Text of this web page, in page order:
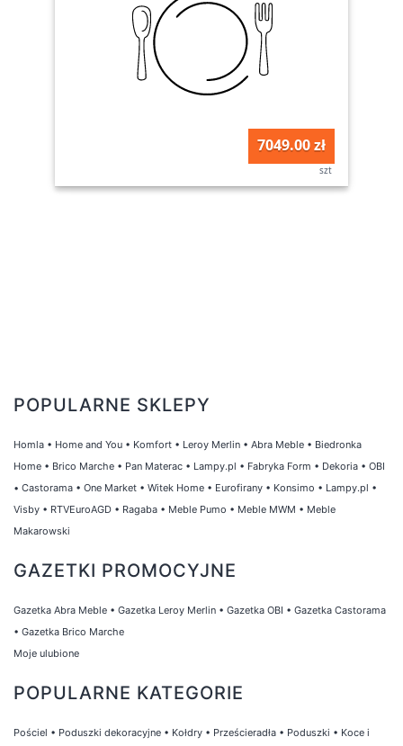
7049.00 zł
szt
POPULARNE SKLEPY
Homla • Home and You • Komfort • Leroy Merlin • Abra Meble • Biedronka
Home • Brico Marche • Pan Materac • Lampy.pl • Fabryka Form • Dekoria • OBI
• Castorama • One Market • Witek Home • Eurofirany • Konsimo • Lampy.pl •
Visby • RTVEuroAGD • Ragaba • Meble Pumo • Meble MWM • Meble
Makarowski
GAZETKI PROMOCYJNE
Gazetka Abra Meble • Gazetka Leroy Merlin • Gazetka OBI • Gazetka Castorama
• Gazetka Brico Marche
Moje ulubione
POPULARNE KATEGORIE
Pościel • Poduszki dekoracyjne • Kołdry • Prześcieradła • Poduszki • Koce i